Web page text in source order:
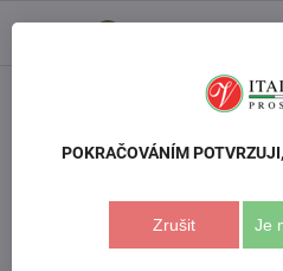
Bluesky
Podobné produkty
POKRAČOVÁNÍM
Zrušit Je